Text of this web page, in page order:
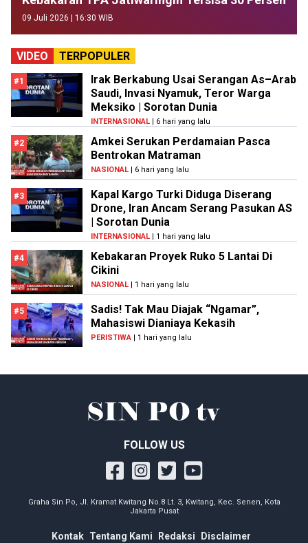
09 Juli 2026 | 16:30 WIB
VIDEO TERPOPULER
#1
Irak Berkabung Usai Serangan As–Arab
Saudi, Invasi Nyamuk, Teror Warga
Meksiko | Sorotan Dunia
INTERNASIONAL | 6 hari yang lalu
#2
Amkei Serukan Perdamaian Pasca
Bentrokan Matraman
NASIONAL | 6 hari yang lalu
#3
Kapal Kargo Turki Diduga Diserang
Drone, Iran Ancam Serang Pasukan AS
| Sorotan Dunia
INTERNASIONAL | 1 hari yang lalu
#4
Kebakaran Proyek Ruko 5 Lantai Di
Cikini
NASIONAL | 1 hari yang lalu
#5
Sadis! Tak Mau Diajak “Ngamar”,
Mahasiswi Dianiaya Kekasih
PERISTIWA | 1 hari yang lalu
FOLLOW US
Graha Sin Po, Jl. Kramat Kwitang No.8 Lt. 3, Kwitang, Kec. Senen, Kota
Jakarta Pusat
Kontak Tentang Kami Redaksi Disclaimer